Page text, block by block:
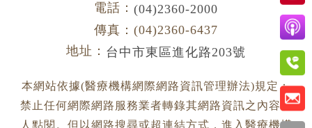
電話： (04)2360-2000
傳真：(04)2360-6437
地址： 台中市東區進化路203號
本網站依據(醫療機構網際網路資訊管理辦法)規定：
禁止任何網際網路服務業者轉錄其網路資訊之內容供
人點閱。但以網路搜尋或超連結方式，進入醫療機構